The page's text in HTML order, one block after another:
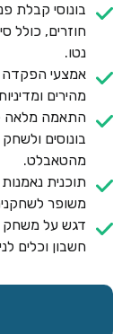
בונוסי קבלת
חוזרים, כולל
נטו.
אמצעי הפקדה
מהירים
התאמה מלאה
בונוסים
מהטאבלט.
תוכנית
משופר
דגש על משחק
חשבון וכלים